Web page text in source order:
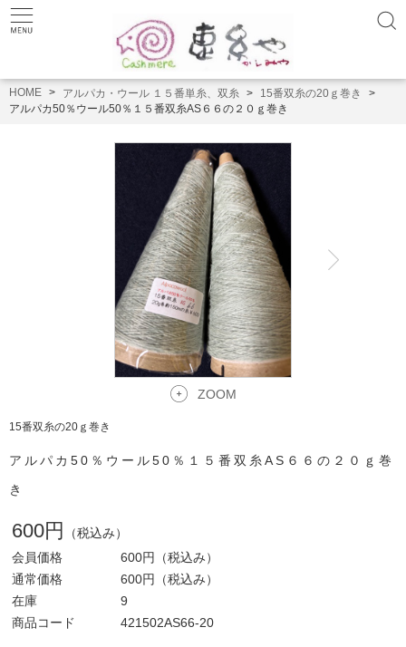
HOME アルパカ・ウール １５番単糸、双糸
15番双糸の20ｇ巻き
アルパカ50％ウール50％１５番双糸AS６６の２０ｇ巻き
ZOOM
15番双糸の20ｇ巻き
アルパカ50％ウール50％１５番双糸AS６６の２０ｇ巻
き
600円
（税込み）
会員価格
600円
（税込み）
通常価格
600円
（税込み）
在庫
9
商品コード
421502AS66-20